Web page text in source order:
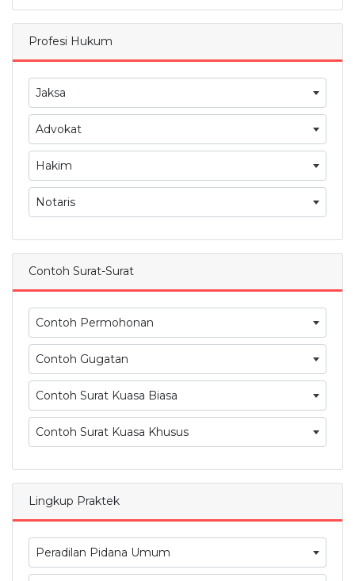
Profesi Hukum
Jaksa
Advokat
Hakim
Notaris
Contoh Surat-Surat
Contoh Permohonan
Contoh Gugatan
Contoh Surat Kuasa Biasa
Contoh Surat Kuasa Khusus
Lingkup Praktek
Peradilan Pidana Umum